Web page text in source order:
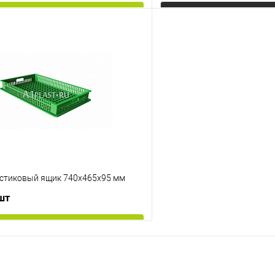
ящик 740х465х95 мм